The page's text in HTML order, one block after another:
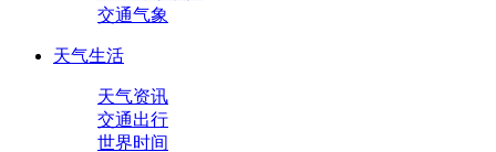
交通气象
天气生活
天气资讯
交通出行
世界时间